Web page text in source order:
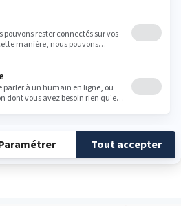
09:30 - 12:00 14:00 - 18:30
09:30 - 12:00 14:00 - 18:30